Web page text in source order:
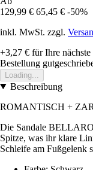
129,99 € 65,45 € -50%
inkl. MwSt. zzgl.
+3,27 € für Ihre
Bestellung
Loading...
Beschreibung
ROMANTISCH +
Die Sandale
Spitze, was ihr klare
Schleife am Fußgelenk